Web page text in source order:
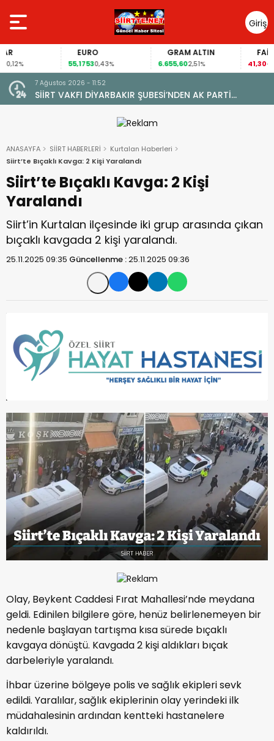
Giriş
Yap
EURO
55,17530,43%
GRAM ALTIN
6.655,602,51% -0,55%
7 Ağustos 2026 - 09:44
ALAN MAHALLESİ’NDE TARİHİ DÖNÜŞÜM: DOĞAL GAZA
KAVUŞTU, 34 YILLIK TAPU SORUNU ÇÖZÜLDÜ
ANASAYFA SİİRT HABERLERİ
Kurtalan Haberleri
Siirt’te Bıçaklı Kavga: 2 Kişi Yaralandı
Siirt’te Bıçaklı Kavga: 2 Kişi
Yaralandı
Siirt’in Kurtalan ilçesinde iki grup arasında çıkan
bıçaklı kavgada 2 kişi yaralandı.
25.11.2025 09:35 Güncellenme :25.11.2025 09:36
Olay, Beykent Caddesi Fırat Mahallesi’nde meydana
geldi. Edinilen bilgilere göre, henüz belirlenemeyen bir
nedenle başlayan tartışma kısa sürede bıçaklı
kavgaya dönüştü. Kavgada 2 kişi aldıkları bıçak
darbeleriyle yaralandı.
İhbar üzerine bölgeye polis ve sağlık ekipleri sevk
edildi. Yaralılar, sağlık ekiplerinin olay yerindeki ilk
müdahalesinin ardından kentteki hastanelere
kaldırıldı.